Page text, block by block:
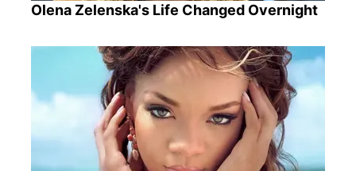
Olena Zelenska's Life Changed Overnight